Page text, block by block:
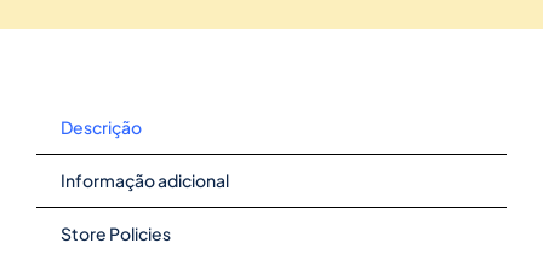
Descrição
Informação adicional
Store Policies